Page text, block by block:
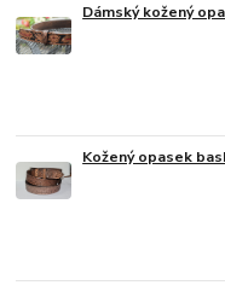
Dámský kožený
Kožený opasek